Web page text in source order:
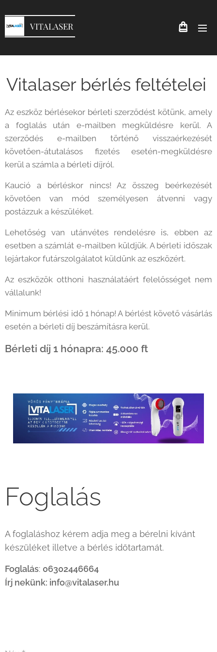
VITALASER
Vitalaser bérlés feltételei
Az eszköz bérlésekor bérleti szerződést kötünk, amely
a foglalás után e-mailben megküldésre kerül. A
szerződés e-mailben történő visszaérkezését
követően-átutalásos fizetés esetén-megküldésre
kerül a számla a bérleti díjról.
Kaució a bérléskor nincs! Az összeg beérkezését
követően van mód személyesen átvenni vagy
postázzuk a készüléket.
Lehetőség van utánvétes rendelésre is, ebben az
esetben a számlát e-mailben küldjük. A bérleti időszak
lejártakor futárszolgálatot küldünk az eszközért.
Az eszközök otthoni használatáért felelősséget nem
vállalunk!
Minimum bérlési idő 1 hónap! A bérlést követő vásárlás
esetén a bérleti díj beszámításra kerül.
Bérleti díj 1 hónapra: 45.000 ft
Foglalás
A foglaláshoz kérem adja meg a bérelni kívánt
készüléket illetve a bérlés időtartamát.
Foglalás: 06302446664
Írj nekünk: info@vitalaser.hu